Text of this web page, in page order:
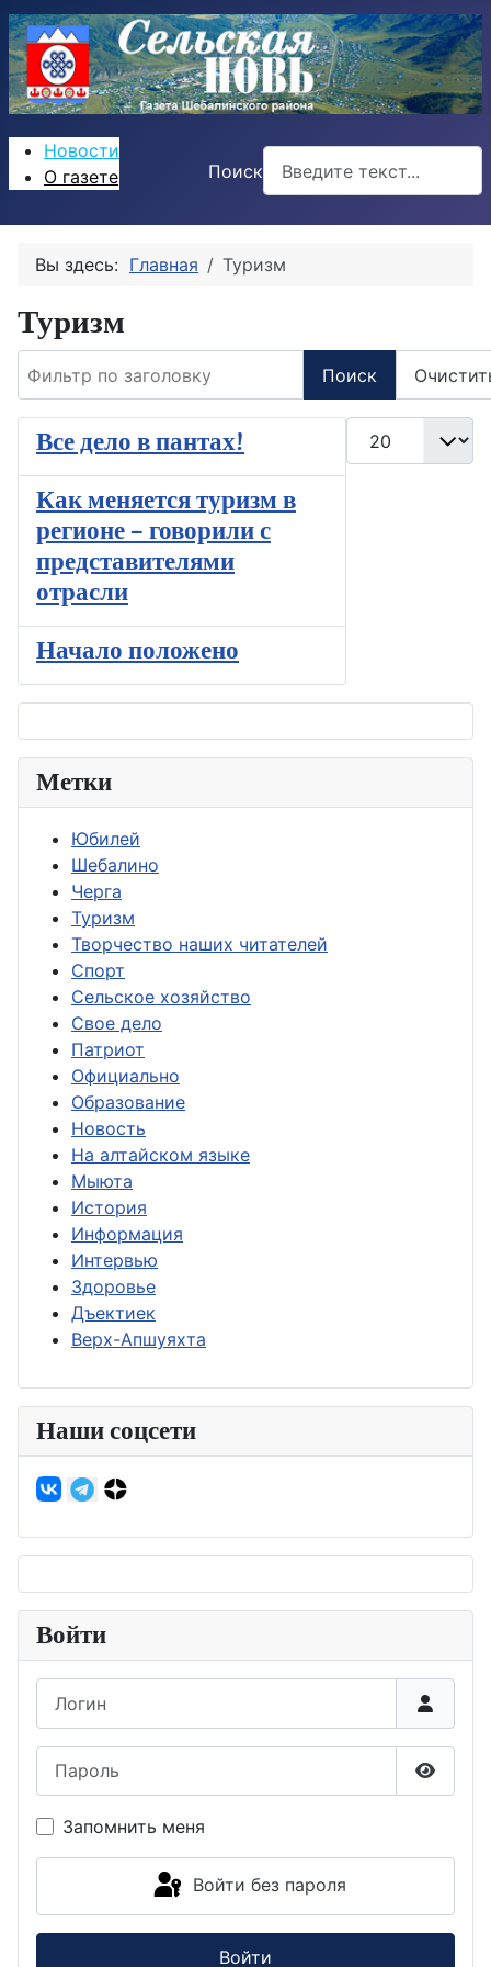
Новости
О газете
Поиск
Вы здесь: Главная Туризм
Туризм
Поиск
Кол-во строк:
Все дело в пантах!
Как меняется туризм в
регионе – говорили с
представителями
отрасли
Начало положено
Метки
Юбилей
Шебалино
Черга
Туризм
Творчество наших читателей
Спорт
Сельское хозяйство
Свое дело
Патриот
Официально
Образование
Новость
На алтайском языке
Мыюта
История
Информация
Интервью
Здоровье
Дъектиек
Верх-Апшуяхта
Наши соцсети
Войти
Запомнить меня
Войти без пароля
Войти